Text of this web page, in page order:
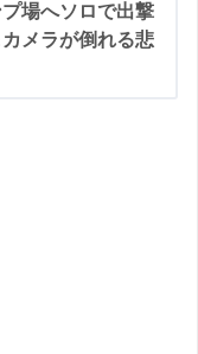
場へソロで出撃
カメラが倒れる悲